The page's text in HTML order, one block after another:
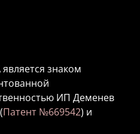
знаком
ИП Деменев
Патент №669542) и